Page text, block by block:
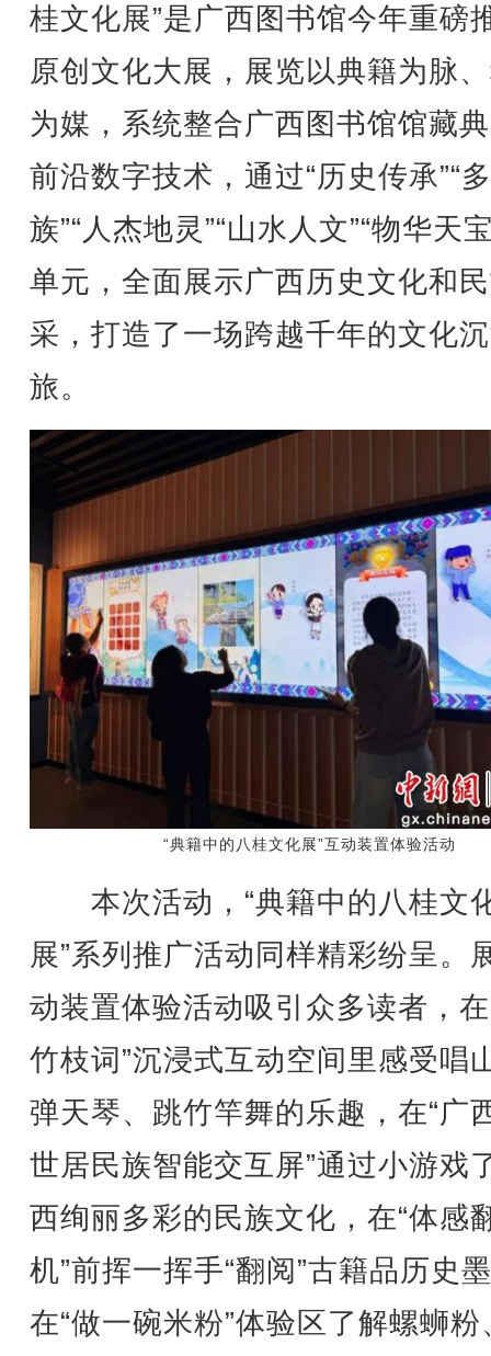
桂文化展”是广西图书馆今年重磅
原创文化大展，展览以典籍为脉
为媒，系统整合广西图书馆馆藏
前沿数字技术，通过“历史传承”“
族”“人杰地灵”“山水人文”“物华天
单元，全面展示广西历史文化和
采，打造了一场跨越千年的文化
旅。
“典籍中的八桂文化展”互动装置体验活动
本次活动，“典籍中的八桂文
展”系列推广活动同样精彩纷呈。
动装置体验活动吸引众多读者，
竹枝词”沉浸式互动空间里感受唱
弹天琴、跳竹竿舞的乐趣，在“广
世居民族智能交互屏”通过小游戏
西绚丽多彩的民族文化，在“体感
机”前挥一挥手“翻阅”古籍品历史
在“做一碗米粉”体验区了解螺蛳粉